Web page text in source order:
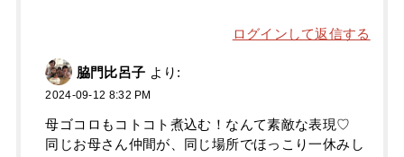
ログインして返信する
脇門比呂子 より:
2024-09-12 8:32 PM
母ゴコロもコトコト煮込む！なんて素敵な表現♡
同じお母さん仲間が、同じ場所でほっこり一休みし